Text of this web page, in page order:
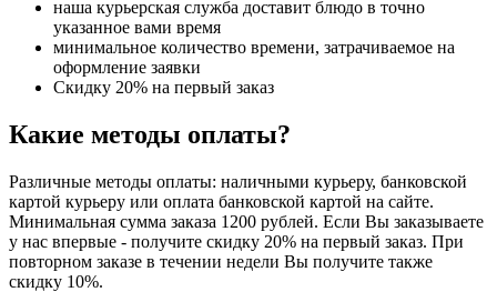
наша курьерская служба доставит блюдо в точно
указанное вами время
минимальное количество времени, затрачиваемое на
оформление заявки
Скидку 20% на первый заказ
Какие методы оплаты?
Различные методы оплаты: наличными курьеру, банковской
картой курьеру или оплата банковской картой на сайте.
Минимальная сумма заказа 1200 рублей. Если Вы заказываете
у нас впервые - получите скидку 20% на первый заказ. При
повторном заказе в течении недели Вы получите также
скидку 10%.